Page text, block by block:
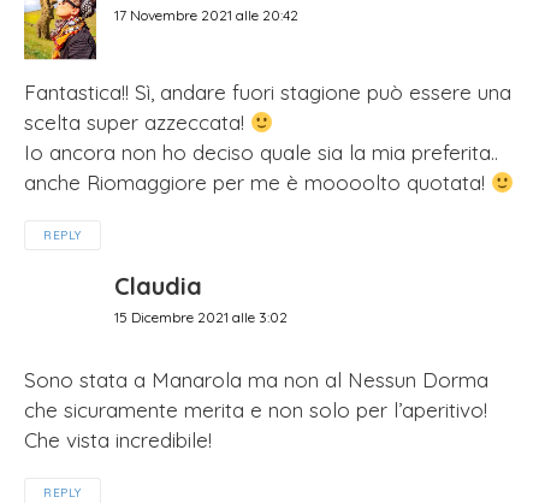
17 Novembre 2021 alle 20:42
Fantastica!! Sì, andare fuori stagione può essere una
scelta super azzeccata!
Io ancora non ho deciso quale sia la mia preferita..
anche Riomaggiore per me è moooolto quotata!
REPLY
Claudia
15 Dicembre 2021 alle 3:02
Sono stata a Manarola ma non al Nessun Dorma
che sicuramente merita e non solo per l’aperitivo!
Che vista incredibile!
REPLY